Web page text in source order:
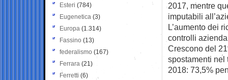
2017, mentre
imputabili
L’aumento dei
controlli
Crescono del
spostamenti nel
2018: 73,5%
Esteri (784)
Eugenetica (3)
Europa (1.314)
Fassino (13)
federalismo (167)
Ferrara (21)
Ferretti (6)